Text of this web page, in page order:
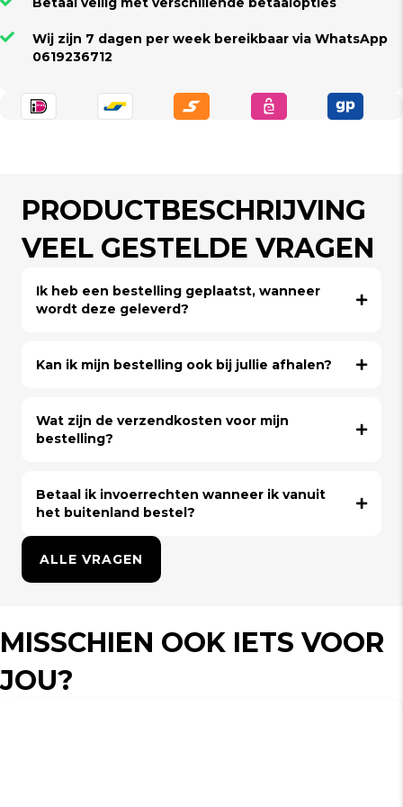
Wij zijn 7 dagen per week bereikbaar via WhatsApp
0619236712
PRODUCTBESCHRIJVING
VEEL GESTELDE VRAGEN
Ik heb een bestelling geplaatst, wanneer
wordt deze geleverd?
Kan ik mijn bestelling ook bij jullie afhalen?
Wat zijn de verzendkosten voor mijn
bestelling?
Betaal ik invoerrechten wanneer ik vanuit
het buitenland bestel?
ALLE VRAGEN
MISSCHIEN OOK IETS VOOR
JOU?